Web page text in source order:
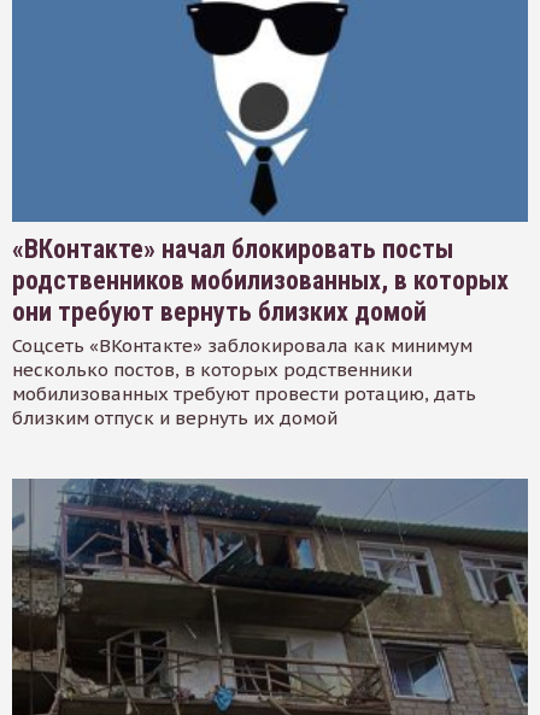
«ВКонтакте» начал блокировать посты
родственников мобилизованных, в которых
они требуют вернуть близких домой
Соцсеть «ВКонтакте» заблокировала как минимум
несколько постов, в которых родственники
мобилизованных требуют провести ротацию, дать
близким отпуск и вернуть их домой